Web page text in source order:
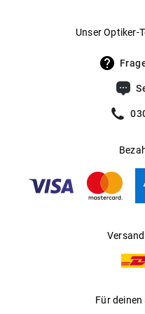
Desinfektionswirkung
Unser Optiker-
Für